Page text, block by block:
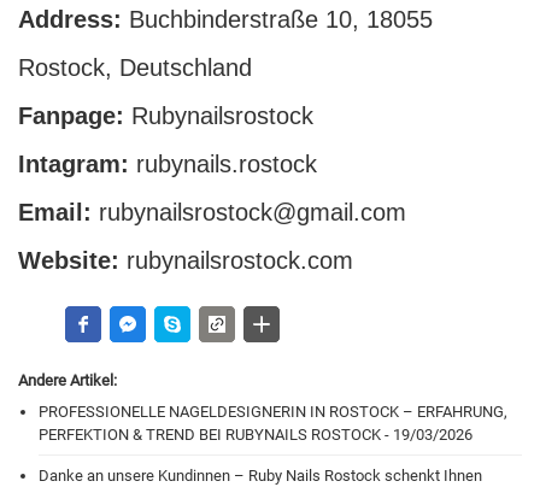
Address: Buchbinderstraße 10, 18055
Rostock, Deutschland
Fanpage: Rubynailsrostock
Intagram: rubynails.rostock
Email: rubynailsrostock@gmail.com
Website: rubynailsrostock.com
Andere Artikel:
PROFESSIONELLE NAGELDESIGNERIN IN ROSTOCK – ERFAHRUNG,
PERFEKTION & TREND BEI RUBYNAILS ROSTOCK - 19/03/2026
Danke an unsere Kundinnen – Ruby Nails Rostock schenkt Ihnen